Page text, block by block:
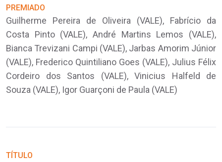
PREMIADO
Guilherme Pereira de Oliveira (VALE), Fabrício da
Costa Pinto (VALE), André Martins Lemos (VALE),
Bianca Trevizani Campi (VALE), Jarbas Amorim Júnior
(VALE), Frederico Quintiliano Goes (VALE), Julius Félix
Cordeiro dos Santos (VALE), Vinicius Halfeld de
Souza (VALE), Igor Guarçoni de Paula (VALE)
TÍTULO